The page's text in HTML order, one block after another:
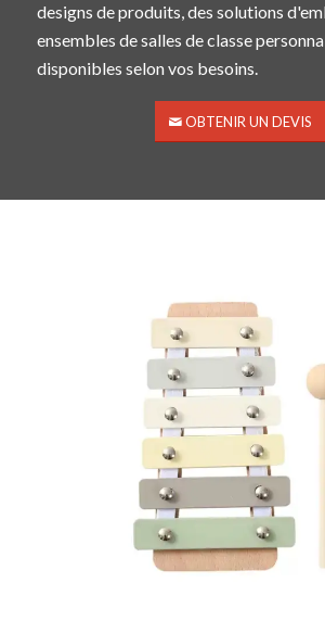
designs de produits, des solutions
ensembles de salles de classe
disponibles selon vos besoins.
OBTENIR UN DEVIS